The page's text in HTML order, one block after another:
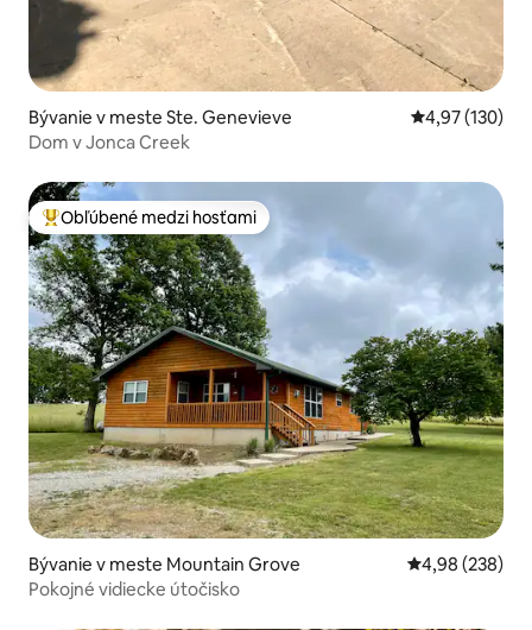
Bývanie v meste Ste. Genevieve Priemerné
4,97 (130)
Dom v Jonca Creek
Najobľúbenejšie medzi hosťami
Obľúbené medzi hosťami
Bývanie v meste Mountain Grove Priemerné
4,98 (238)
Pokojné vidiecke útočisko